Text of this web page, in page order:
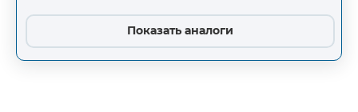
Показать аналоги